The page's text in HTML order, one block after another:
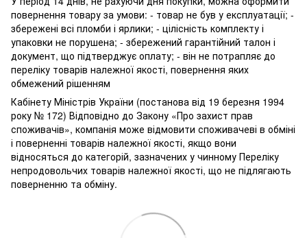
повернення товару за умови: - товар не був у експлуатації; -
збережені всі пломби і ярлики; - цілісність комплекту і
упаковки не порушена; - збережений гарантійний талон і
документ, що підтверджує оплату; - він не потрапляє до
переліку товарів належної якості, повернення яких
обмежений рішенням
Кабінету Міністрів України (постанова від 19 березня 1994
року № 172) Відповідно до Закону «Про захист прав
споживачів», компанія може відмовити споживачеві в обміні
і поверненні товарів належної якості, якщо вони
відносяться до категорій, зазначених у чинному Переліку
непродовольчих товарів належної якості, що не підлягають
поверненню та обміну.